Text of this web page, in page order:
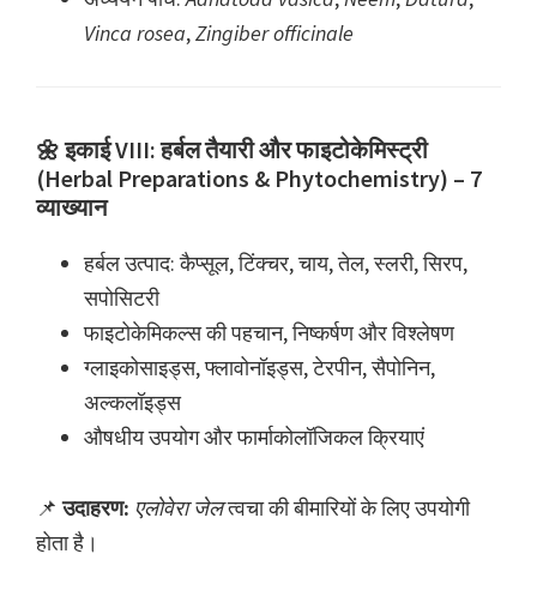
Vinca rosea,Zingiber officinale
🌼 इकाई VIII: हर्बल तैयारी और फाइटोकेमिस्ट्री
(Herbal Preparations & Phytochemistry) – 7
व्याख्यान
हर्बल उत्पाद: कैप्सूल, टिंक्चर, चाय, तेल, स्लरी, सिरप,
सपोसिटरी
फाइटोकेमिकल्स की पहचान, निष्कर्षण और विश्लेषण
ग्लाइकोसाइड्स, फ्लावोनॉइड्स, टेरपीन, सैपोनिन,
अल्कलॉइड्स
औषधीय उपयोग और फार्माकोलॉजिकल क्रियाएं
📌उदाहरण: एलोवेरा जेलत्वचा की बीमारियों के लिए उपयोगी
होता है।